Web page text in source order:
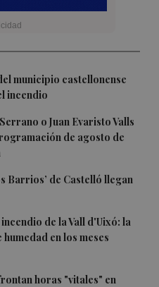
municipio castellonense
incendio
o Juan Evaristo Valls
de agosto de
Barrios’ de Castelló llegan
de la Vall d'Uixó: la
en los meses
horas "vitales" en